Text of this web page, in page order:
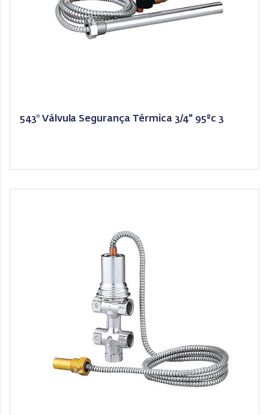
543* Válvula Segurança Térmica 3/4" 95ºc 3